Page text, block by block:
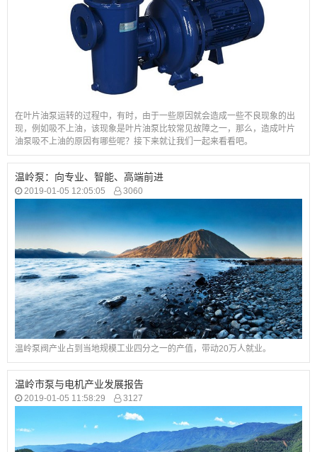
在叶片油泵运转的过程中，有时，由于一些原因就会造成一些不良现象的出
现，例如吸不上油，该现象是叶片油泵比较常见故障之一，那么，造成叶片
油泵吸不上油的原因有哪些呢？接下来就让我们一起来看看吧。
温岭泵：向专业、智能、高端前进
2019-01-05 12:05:05 3060
温岭泵阀产业占到当地规模工业四分之一的产值，带动20万人就业。
温岭市泵与电机产业发展报告
2019-01-05 11:58:29 3127